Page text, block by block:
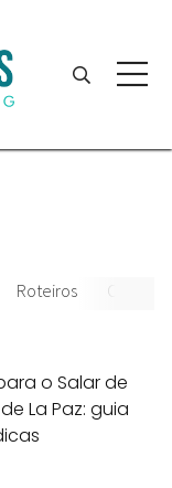
Roteiros Chile
o Salar de
La Paz: guia